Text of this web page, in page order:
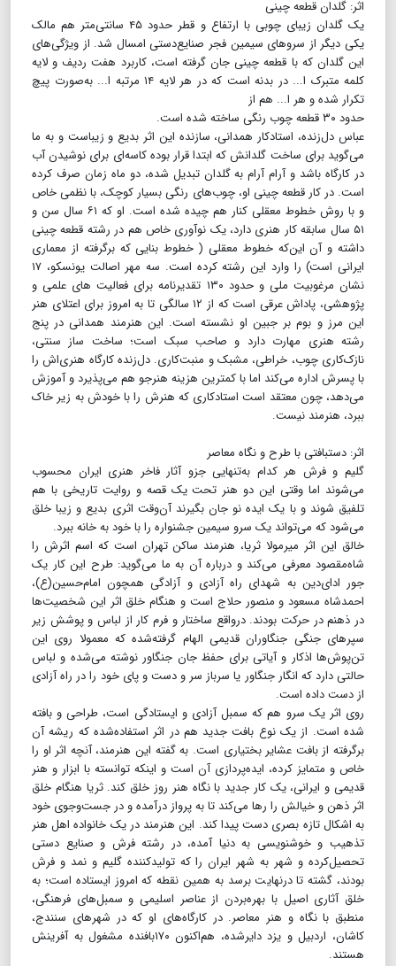
اثر: گلدان قطعه چینی
یک گلدان زیبای چوبی با ارتفاع و قطر حدود ۴۵ سانتی‌متر هم مالک
یکی دیگر از سروهای سیمین فجر صنایع‌دستی امسال شد. از ویژگی‌های
این گلدان که با قطعه چینی جان گرفته است، کاربرد هفت ردیف و لایه
کلمه متبرک ا... در بدنه است که در هر لایه ۱۴ مرتبه ا... به‌صورت پیچ
تکرار شده و هر ا... هم از
حدود ۳۰ قطعه چوب رنگی ساخته شده است.
عباس دل‌زنده، استادکار همدانی، سازنده این اثر بدیع و زیباست و به ما
می‌گوید برای ساخت گلدانش که ابتدا قرار بوده کاسه‌ای برای نوشیدن آب
در کارگاه باشد و آرام آرام به گلدان تبدیل شده، دو ماه زمان صرف کرده
است. در کار قطعه چینی او، چوب‌های رنگی بسیار کوچک، با نظمی خاص
و با روش خطوط معقلی کنار هم چیده شده است. او که ۶۱ سال سن و
۵۱ سال سابقه کار هنری دارد، یک نو‌آوری خاص هم در رشته قطعه چینی
داشته و آن این‌که خطوط معقلی ( خطوط بنایی که برگرفته از معماری
ایرانی است) را وارد این رشته کرده است. سه مهر اصالت یونسکو، ۱۷
نشان مرغوبیت ملی و حدود ۱۳۰ تقدیرنامه برای فعالیت های علمی و
پژوهشی، پاداش عرقی است که از ۱۲ سالگی تا به امروز برای اعتلای هنر
این مرز و بوم بر جبین او نشسته است. این هنرمند همدانی در پنج
رشته هنری مهارت دارد و صاحب سبک است؛ ساخت ساز سنتی،
نازک‌کاری چوب، خراطی، مشبک و منبت‌کاری. دل‌زنده کارگاه هنری‌اش را
با پسرش اداره می‌کند اما با کمترین هزینه هنرجو هم می‌پذیرد و آموزش
می‌دهد، چون معتقد است استادکاری که هنرش را با خودش به زیر خاک
ببرد، هنرمند نیست.
اثر: دستبافتی با طرح و نگاه معاصر
گلیم و فرش هر کدام به‌تنهایی جزو آثار فاخر هنری ایران محسوب
می‌شوند‌ اما وقتی این دو هنر تحت یک قصه و روایت تاریخی با هم
تلفیق شوند و با یک ایده نو جان بگیرند‌ آن‌وقت اثری بدیع و زیبا خلق
می‌شود که می‌تواند یک سرو سیمین جشنواره را با خود به خانه ببرد.
‌خالق این اثر میرمولا ثریا، هنرمند ساکن تهران است که اسم اثرش را
شاه‌مقصود معرفی می‌کند و درباره آن به ما می‌گوید: طرح این کار یک
جور ادای‌دین به شهدای راه آزادی و آزادگی همچون امام‌حسین(ع)،
احمدشاه مسعود و منصور حلاج است و هنگام خلق اثر این شخصیت‌ها
در ذهنم در حرکت بودند. درواقع ساختار و فرم کار‌ از لباس و پوشش زیر
سپرهای جنگی جنگاوران قدیمی الهام گرفته‌شده که معمولا روی این
تن‌پوش‌ها اذکار و آیاتی برای حفظ جان جنگاور نوشته می‌شده و لباس
حالتی دارد که انگار جنگاور یا سرباز سر و دست و پای خود را در راه آزادی
از دست داده است.
روی اثر یک سرو هم که سمبل آزادی و ایستادگی است، طراحی و بافته
شده است. از یک نوع بافت جدید هم در اثر استفاده‌شده که ریشه آن
برگرفته از بافت عشایر بختیاری است. به گفته این هنرمند، آنچه اثر او را
خاص و متمایز کرده، ایده‌پردازی آن است و اینکه توانسته با ابزار و هنر
قدیمی و ایرانی، یک کار جدید با نگاه هنر روز خلق کند. ثریا هنگام خلق
اثر ذهن و خیالش را رها می‌کند تا به پرواز درآمده و در جست‌و‌جوی خود
به اشکال تازه بصری دست پیدا کند. این هنرمند در یک خانواده اهل هنر
تذهیب و خوشنویسی به دنیا آمده، در رشته فرش و صنایع دستی
تحصیل‌کرده و شهر به شهر ایران را که تولیدکننده گلیم و نمد و فرش
بودند، گشته تا درنهایت برسد به همین نقطه که امروز ایستاده است؛ به
خلق آثاری اصیل با بهره‌بردن از عناصر اسلیمی و سمبل‌های فرهنگی‌،
منطبق با نگاه و هنر معاصر. در کارگاه‌های او که در شهرهای سنندج،
کاشان، اردبیل و یزد دایر‌شده، هم‌اکنون ۱۷۰‌بافنده مشغول به آفرینش
هستند.